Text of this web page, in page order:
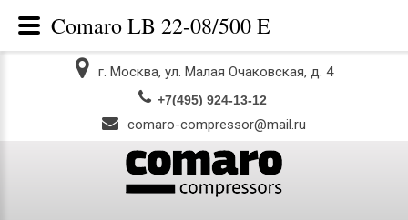
г. Москва, ул. Малая Очаковская, д. 4
comaro-compressor@mail.ru
Comaro LB 22-08/500 E